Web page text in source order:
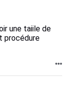
une taiile de
procédure